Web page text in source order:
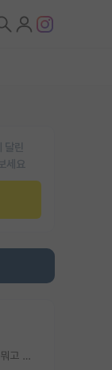
달린
세요
능력없는박사 란 말이지 뭐. 능력이 뭐고 능력이 있다는게 뭔지는 사람마다 기준이 다르니까 얘기해봐야 서로 자기 기준만 얘기해서 논쟁이 끝이 안나고. 주위에서 능력있고 야심있는 신입생이 교수가 유의미한 피드백을 아예 안주면서 제대로된 과제에 참여해볼 기회도 제공하지 않고 잡일 뺑뺑이만 돌려서 맨날 단순작업만 하면서 밤새다가 눈빛이 점점 죽어가는걸 본 사람은 물박사는 교수탓이라고 하고, 교수는 이것저것 알려도 주고 기회도 주고 사수 동기 붙여주면서 어떻게든 끌고가려고 하는데 본인이 매일 뺀질거리면서 출근 하는둥마는둥 하다가 기껏 와서도 폰이나 쳐다보다가 실험 망치고 저녁약속있어서 먼저 가볼게요~ 하는걸 본 사람은 물박사는 본인탓이라고 함.